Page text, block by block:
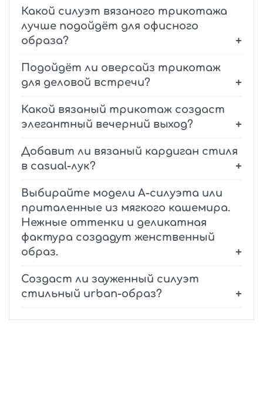
Какой силуэт вязаного трикотажа
лучше подойдёт для офисного
образа?
Подойдёт ли оверсайз трикотаж
для деловой встречи?
Какой вязаный трикотаж создаст
элегантный вечерний выход?
Добавит ли вязаный кардиган стиля
в casual-лук?
Выбирайте модели А-силуэта или
приталенные из мягкого кашемира.
Нежные оттенки и деликатная
фактура создадут женственный
образ.
Создаст ли зауженный силуэт
стильный urban-образ?